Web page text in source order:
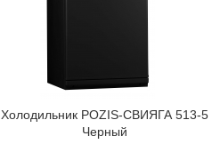
Холодильник POZIS-СВИЯГА 513-5
Черный